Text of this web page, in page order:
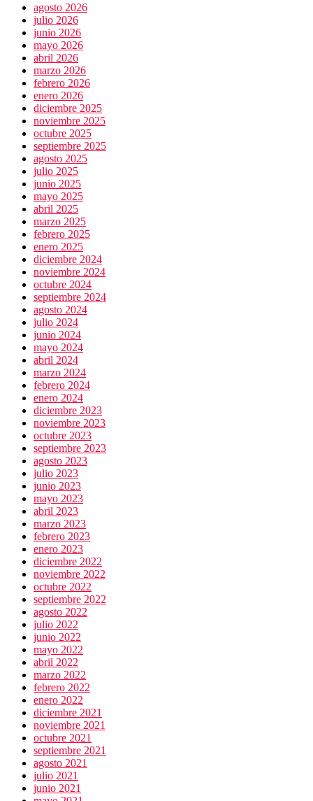
agosto 2026
julio 2026
junio 2026
mayo 2026
abril 2026
marzo 2026
febrero 2026
enero 2026
diciembre 2025
noviembre 2025
octubre 2025
septiembre 2025
agosto 2025
julio 2025
junio 2025
mayo 2025
abril 2025
marzo 2025
febrero 2025
enero 2025
diciembre 2024
noviembre 2024
octubre 2024
septiembre 2024
agosto 2024
julio 2024
junio 2024
mayo 2024
abril 2024
marzo 2024
febrero 2024
enero 2024
diciembre 2023
noviembre 2023
octubre 2023
septiembre 2023
agosto 2023
julio 2023
junio 2023
mayo 2023
abril 2023
marzo 2023
febrero 2023
enero 2023
diciembre 2022
noviembre 2022
octubre 2022
septiembre 2022
agosto 2022
julio 2022
junio 2022
mayo 2022
abril 2022
marzo 2022
febrero 2022
enero 2022
diciembre 2021
noviembre 2021
octubre 2021
septiembre 2021
agosto 2021
julio 2021
junio 2021